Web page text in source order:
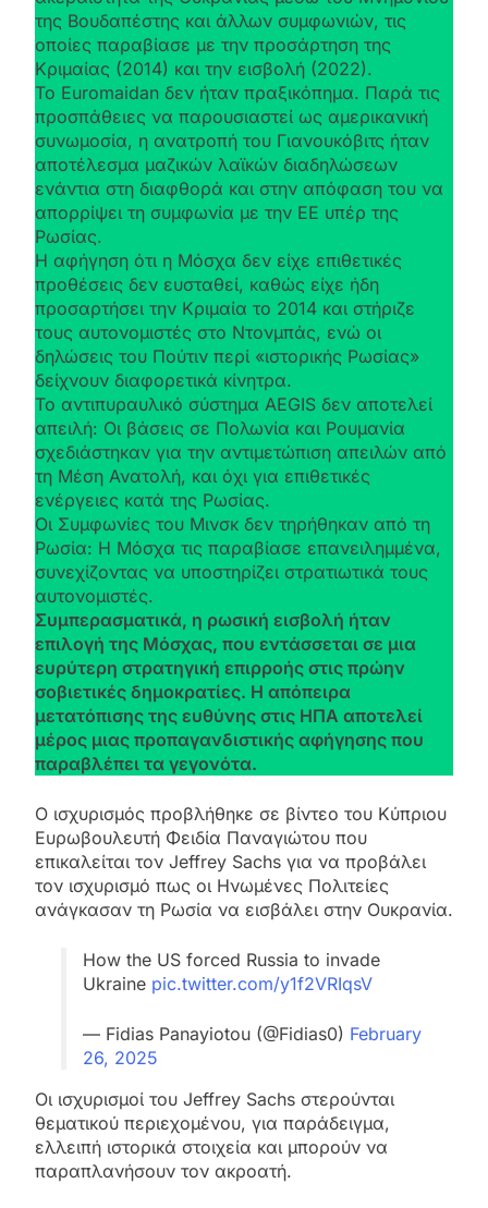
της Βουδαπέστης και άλλων συμφωνιών, τις
οποίες παραβίασε με την προσάρτηση της
Κριμαίας (2014) και την εισβολή (2022).
Το Euromaidan δεν ήταν πραξικόπημα. Παρά τις
προσπάθειες να παρουσιαστεί ως αμερικανική
συνωμοσία, η ανατροπή του Γιανουκόβιτς ήταν
αποτέλεσμα μαζικών λαϊκών διαδηλώσεων
ενάντια στη διαφθορά και στην απόφαση του να
απορρίψει τη συμφωνία με την ΕΕ υπέρ της
Ρωσίας.
Η αφήγηση ότι η Μόσχα δεν είχε επιθετικές
προθέσεις δεν ευσταθεί, καθώς είχε ήδη
προσαρτήσει την Κριμαία το 2014 και στήριζε
τους αυτονομιστές στο Ντονμπάς, ενώ οι
δηλώσεις του Πούτιν περί «ιστορικής Ρωσίας»
δείχνουν διαφορετικά κίνητρα.
Το αντιπυραυλικό σύστημα AEGIS δεν αποτελεί
απειλή: Οι βάσεις σε Πολωνία και Ρουμανία
σχεδιάστηκαν για την αντιμετώπιση απειλών από
τη Μέση Ανατολή, και όχι για επιθετικές
ενέργειες κατά της Ρωσίας.
Οι Συμφωνίες του Μινσκ δεν τηρήθηκαν από τη
Ρωσία: Η Μόσχα τις παραβίασε επανειλημμένα,
συνεχίζοντας να υποστηρίζει στρατιωτικά τους
αυτονομιστές.
Συμπερασματικά, η ρωσική εισβολή ήταν
επιλογή της Μόσχας, που εντάσσεται σε μια
ευρύτερη στρατηγική επιρροής στις πρώην
σοβιετικές δημοκρατίες. Η απόπειρα
μετατόπισης της ευθύνης στις ΗΠΑ αποτελεί
μέρος μιας προπαγανδιστικής αφήγησης που
παραβλέπει τα γεγονότα.
Ο ισχυρισμός προβλήθηκε σε βίντεο του Κύπριου
Ευρωβουλευτή Φειδία Παναγιώτου που
επικαλείται τον Jeffrey Sachs για να προβάλει
τον ισχυρισμό πως οι Ηνωμένες Πολιτείες
ανάγκασαν τη Ρωσία να εισβάλει στην Ουκρανία.
How the US forced Russia to invade
Ukraine pic.twitter.com/y1f2VRIqsV
— Fidias Panayiotou (@Fidias0) February
26, 2025
Οι ισχυρισμοί του Jeffrey Sachs στερούνται
θεματικού περιεχομένου, για παράδειγμα,
ελλειπή ιστορικά στοιχεία και μπορούν να
παραπλανήσουν τον ακροατή.